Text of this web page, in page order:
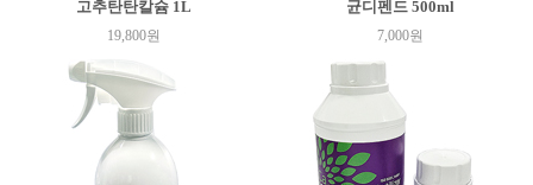
고추탄탄칼슘 1L
19,800원
균디펜드 500ml
7,000원